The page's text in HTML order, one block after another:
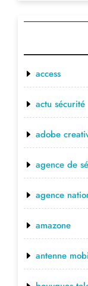
access
actu sécurité
adobe
agence de
agence
amazone
antenne